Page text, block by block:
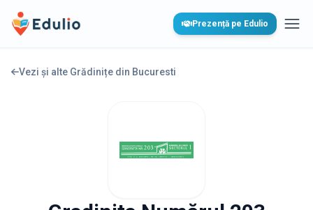
Edulio Prezență pe Edulio
Vezi și alte Grădinițe din Bucuresti